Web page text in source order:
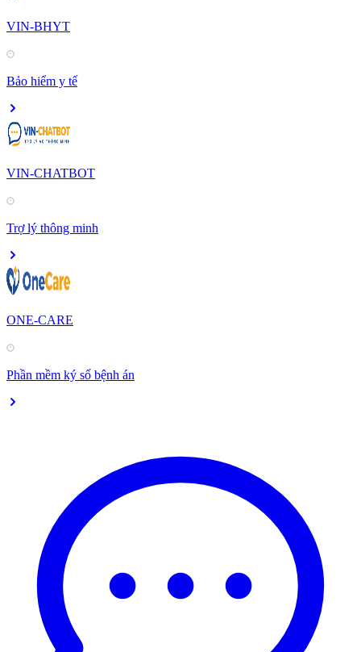
VIN-BHYT
Bảo hiểm y tế
VIN-CHATBOT
Trợ lý thông minh
ONE-CARE
Phần mềm ký số bệnh án